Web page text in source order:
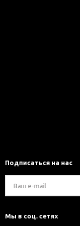
Подписаться на нас
Мы в соц. сетях